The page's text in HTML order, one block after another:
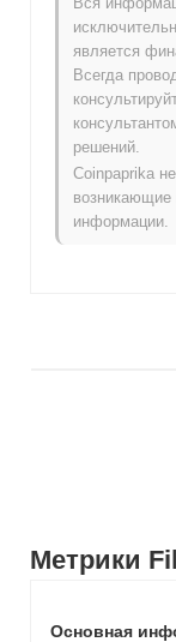
Метрики
Основная
Filx Token в
своего ATH .
Как Filx
широким
За последние
общего
. Это
движении FILX
импульса.
является
Всегда
решений.
Coinpaprika
возникающие
информации.